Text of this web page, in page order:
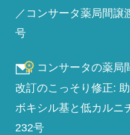
／コンサータ薬局間
号
コンサータの薬局
改訂のこっそり修正:
ボキシル基と低カルニ
232号